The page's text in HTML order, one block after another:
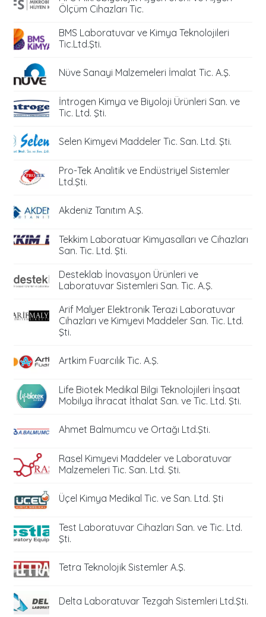
Ölçüm Cihazları Tic.
BMS Laboratuvar ve Kimya Teknolojileri
Tic.Ltd.Şti.
Nüve Sanayi Malzemeleri İmalat Tic. A.Ş.
İntrogen Kimya ve Biyoloji Ürünleri San. ve
Tic. Ltd. Şti.
Selen Kimyevi Maddeler Tic. San. Ltd. Şti.
Pro-Tek Analitik ve Endüstriyel Sistemler
Ltd.Şti.
Akdeniz Tanıtım A.Ş.
Tekkim Laboratuar Kimyasalları ve Cihazları
San. Tic. Ltd. Şti.
Desteklab İnovasyon Ürünleri ve
Laboratuvar Sistemleri San. Tic. A.Ş.
Arif Malyer Elektronik Terazi Laboratuvar
Cihazları ve Kimyevi Maddeler San. Tic. Ltd.
Şti.
Artkim Fuarcılık Tic. A.Ş.
Life Biotek Medikal Bilgi Teknolojileri İnşaat
Mobilya İhracat İthalat San. ve Tic. Ltd. Şti.
Ahmet Balmumcu ve Ortağı Ltd.Şti.
Rasel Kimyevi Maddeler ve Laboratuvar
Malzemeleri Tic. San. Ltd. Şti.
Üçel Kimya Medikal Tic. ve San. Ltd. Şti
Test Laboratuvar Cihazları San. ve Tic. Ltd.
Şti.
Tetra Teknolojik Sistemler A.Ş.
Delta Laboratuvar Tezgah Sistemleri Ltd.Şti.